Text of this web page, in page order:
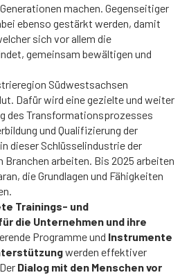
machen. Gegenseitiger
ebenso gestärkt werden, damit
sich vor allem die
gemeinsam bewältigen und
Südwestsachsen
Dafür wird eine gezielte und weiter
des Transformationsprozesses
und Qualifizierung der
dieser Schlüsselindustrie der
Branchen arbeiten. Bis 2025 arbeiten
die Grundlagen und Fähigkeiten
Trainings- und
die Unternehmen und ihre
Programme und Instrumente
werden effektiver
Dialog mit den Menschen vor